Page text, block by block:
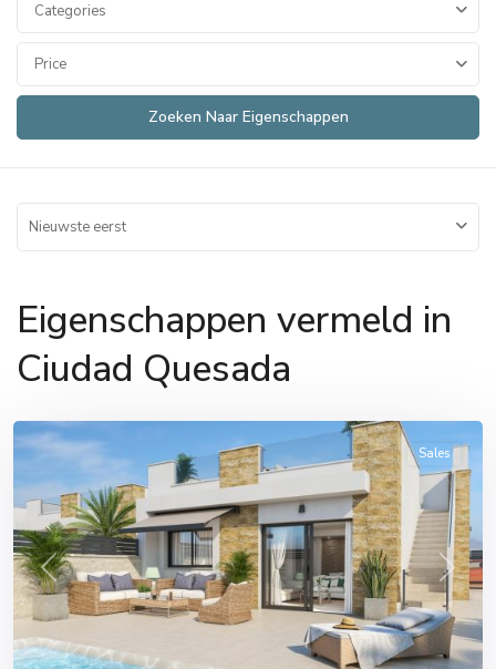
Categories
Price
Nieuwste eerst
Eigenschappen vermeld in
Ciudad Quesada
Ciudad
Previous Next
Sales